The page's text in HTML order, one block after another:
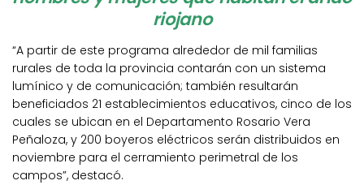
riojano
“A partir de este programa alrededor de mil familias
rurales de toda la provincia contarán con un sistema
lumínico y de comunicación; también resultarán
beneficiados 21 establecimientos educativos, cinco de los
cuales se ubican en el Departamento Rosario Vera
Peñaloza, y 200 boyeros eléctricos serán distribuidos en
noviembre para el cerramiento perimetral de los
campos”, destacó.